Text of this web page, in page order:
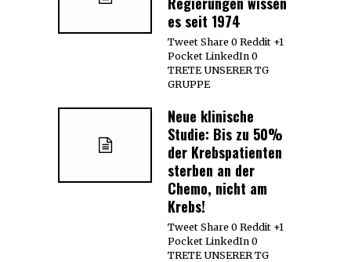
es seit 1974
Tweet Share 0 Reddit +1
Pocket LinkedIn 0
TRETE UNSERER TG
GRUPPE
Neue klinische
Studie: Bis zu 50%
der Krebspatienten
sterben an der
Chemo, nicht am
Krebs!
Tweet Share 0 Reddit +1
Pocket LinkedIn 0
TRETE UNSERER TG